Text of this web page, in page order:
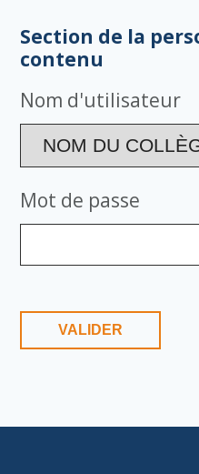
Section de la
contenu
Nom d'utilisateur
Mot de passe